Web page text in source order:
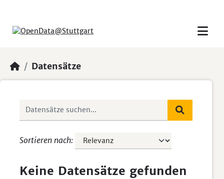
Datensätze
Sortieren nach
Keine Datensätze gefunden